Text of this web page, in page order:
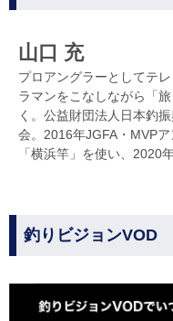
山口 充
プロアングラーとしてテ
ラマンをこなしながら「
く。公益財団法人日本釣
会。2016年JGFA・MVP
「横浜竿」を使い、2020
釣りビジョンVOD